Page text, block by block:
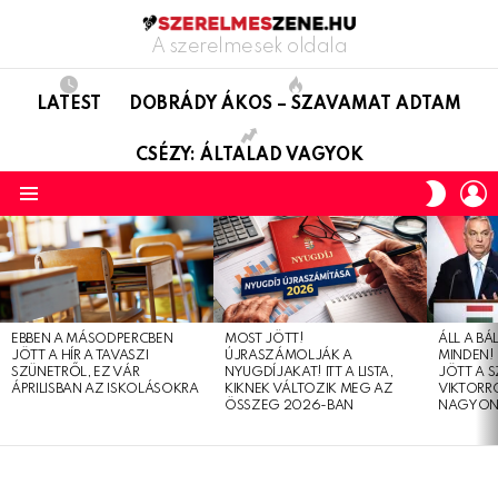
A szerelmesek oldala
LATEST DOBRÁDY ÁKOS – SZAVAMAT ADTAM
CSÉZY: ÁLTALAD VAGYOK
SKIN
LATEST
STORIES
EBBEN A MÁSODPERCBEN
JÖTT A HÍR A TAVASZI
SZÜNETRŐL, EZ VÁR
ÁPRILISBAN AZ ISKOLÁSOKRA
MOST JÖTT!
ÚJRASZÁMOLJÁK A
NYUGDÍJAKAT! ITT A LISTA,
KIKNEK VÁLTOZIK MEG AZ
ÖSSZEG 2026-BAN
ÁLL A
MINDEN!
JÖTT A